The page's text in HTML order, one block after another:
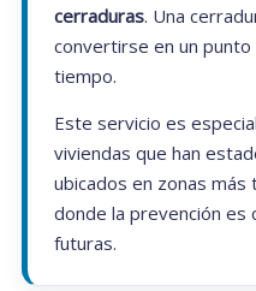
cerraduras. Una
convertirse en un punto
tiempo.
Este servicio es
viviendas que han
ubicados en zonas más
donde la prevención es
futuras.